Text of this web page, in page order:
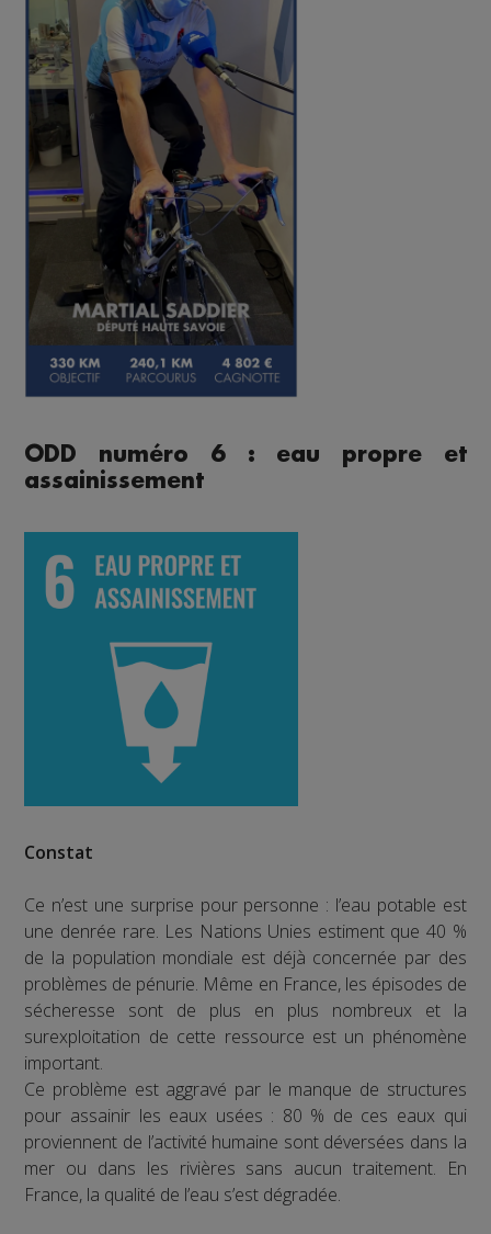
ODD numéro 6 : eau propre et
assainissement
Constat
Ce n’est une surprise pour personne : l’eau potable est
une denrée rare. Les Nations Unies estiment que 40 %
de la population mondiale est déjà concernée par des
problèmes de pénurie. Même en France, les épisodes de
sécheresse sont de plus en plus nombreux et la
surexploitation de cette ressource est un phénomène
important.
Ce problème est aggravé par le manque de structures
pour assainir les eaux usées : 80 % de ces eaux qui
proviennent de l’activité humaine sont déversées dans la
mer ou dans les rivières sans aucun traitement. En
France, la qualité de l’eau s’est dégradée.